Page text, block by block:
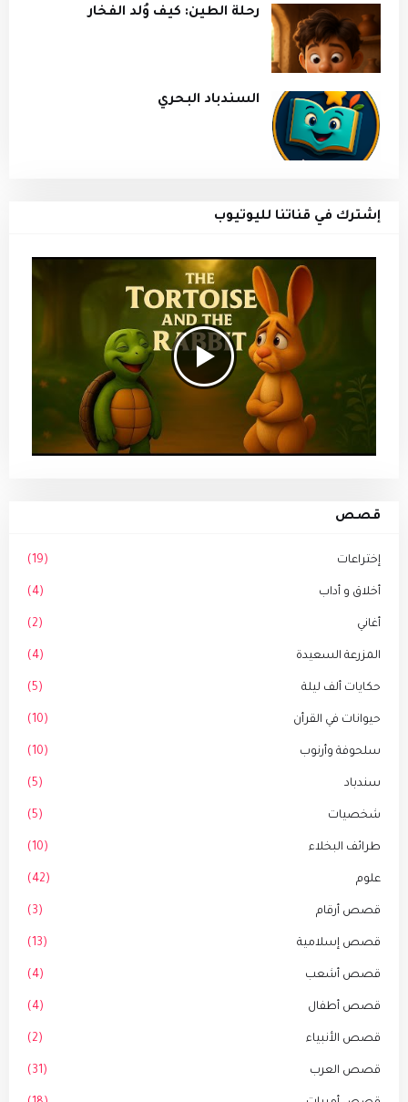
رحلة الطين: كيف وُلد الفخار
السندباد البحري
إشترك في قناتنا لليوتيوب
قصص
إختراعات (19)
أخلاق و أداب (4)
أغاني (2)
المزرعة السعيدة (4)
حكايات ألف ليلة (5)
حيوانات في القرأن (10)
سلحوفة وأرنوب (10)
سندباد (5)
شخصيات (5)
طرائف البخلاء (10)
علوم (42)
قصص أرقام (3)
قصص إسلامية (13)
قصص أشعب (4)
قصص أطفال (4)
قصص الأنبياء (2)
قصص العرب (31)